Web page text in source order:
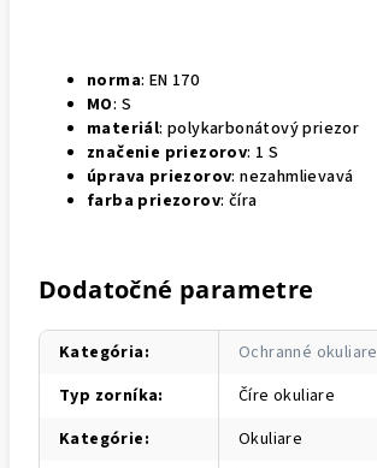
norma: EN 170
MO: S
materiál: polykarbonátový priezor
značenie priezorov: 1 S
úprava priezorov: nezahmlievavá
farba priezorov: číra
Dodatočné parametre
Kategória:
Ochranné okuliare
Typ zorníka:
Číre okuliare
Kategórie:
Okuliare